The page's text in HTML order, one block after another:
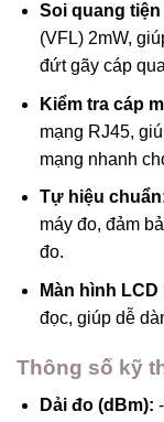
Soi quang
(VFL) 2mW,
đứt gãy cáp
Kiểm tra cáp
mạng RJ45,
mạng nhanh
Tự hiệu
máy đo, đảm
đo.
Màn hình LCD
đọc, giúp dễ
Thông số kỹ
Dải đo (dBm):